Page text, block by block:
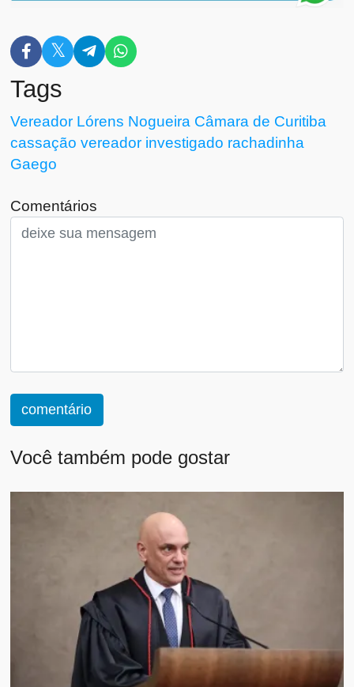
Tags
Vereador Lórens Nogueira Câmara de Curitiba
cassação vereador investigado rachadinha
Gaego
Comentários
comentário
Você também pode gostar